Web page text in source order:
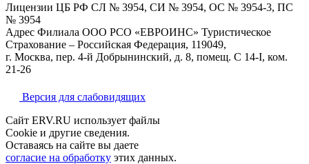
Лицензии ЦБ РФ СЛ № 3954, СИ № 3954, ОС № 3954-3, ПС
№ 3954
Адрес Филиала ООО РСО «ЕВРОИНС» Туристическое
Страхование – Российская Федерация, 119049,
г. Москва, пер. 4-й Добрынинский, д. 8, помещ. С 14-I, ком.
21-26
Версия для слабовидящих
Сайт ERV.RU использует файлы
Cookie и другие сведения.
Оставаясь на сайте вы даете
согласие на обработку этих данных.